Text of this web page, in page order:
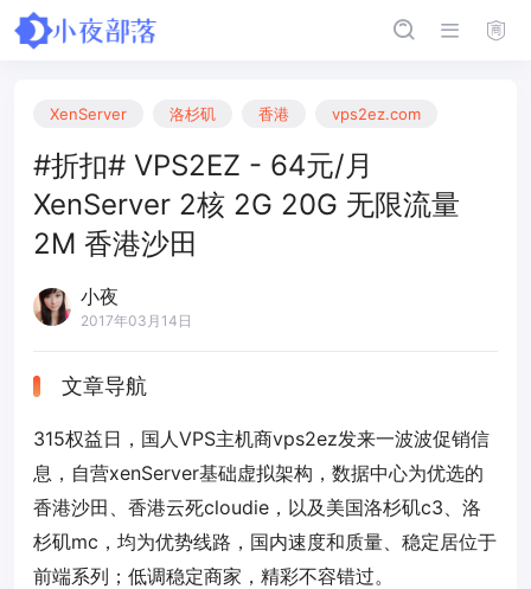
XenServer 洛杉矶 香港 vps2ez.com
#折扣# VPS2EZ - 64元/月
XenServer 2核 2G 20G 无限流量
2M 香港沙田
小夜
2017年03月14日
文章导航
315权益日，国人VPS主机商vps2ez发来一波波促销信
息，自营xenServer基础虚拟架构，数据中心为优选的
香港沙田、香港云死cloudie，以及美国洛杉矶c3、洛
杉矶mc，均为优势线路，国内速度和质量、稳定居位于
前端系列；低调稳定商家，精彩不容错过。